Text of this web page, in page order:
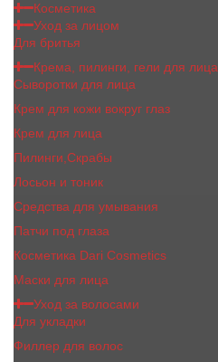
Косметика
Уход за лицом
Для бритья
Крема, пилинги, гели для лица
Сыворотки для лица
Крем для кожи вокруг глаз
Крем для лица
Пилинги,Скрабы
Лосьон и тоник
Средства для умывания
Патчи под глаза
Косметика Dari Cosmetics
Маски для лица
Уход за волосами
Для укладки
Филлер для волос